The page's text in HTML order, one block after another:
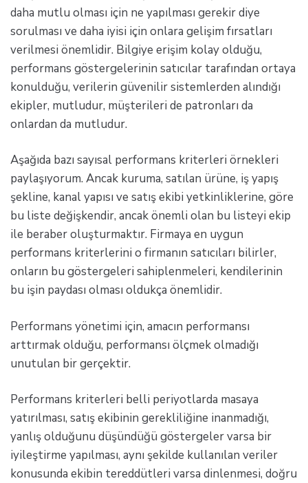
daha mutlu olması için ne yapılması gerekir diye
sorulması ve daha iyisi için onlara gelişim fırsatları
verilmesi önemlidir. Bilgiye erişim kolay olduğu,
performans göstergelerinin satıcılar tarafından ortaya
konulduğu, verilerin güvenilir sistemlerden alındığı
ekipler, mutludur, müşterileri de patronları da
onlardan da mutludur.
Aşağıda bazı sayısal performans kriterleri örnekleri
paylaşıyorum. Ancak kuruma, satılan ürüne, iş yapış
şekline, kanal yapısı ve satış ekibi yetkinliklerine, göre
bu liste değişkendir, ancak önemli olan bu listeyi ekip
ile beraber oluşturmaktır. Firmaya en uygun
performans kriterlerini o firmanın satıcıları bilirler,
onların bu göstergeleri sahiplenmeleri, kendilerinin
bu işin paydası olması oldukça önemlidir.
Performans yönetimi için, amacın performansı
arttırmak olduğu, performansı ölçmek olmadığı
unutulan bir gerçektir.
Performans kriterleri belli periyotlarda masaya
yatırılması, satış ekibinin gerekliliğine inanmadığı,
yanlış olduğunu düşündüğü göstergeler varsa bir
iyileştirme yapılması, aynı şekilde kullanılan veriler
konusunda ekibin tereddütleri varsa dinlenmesi, doğru